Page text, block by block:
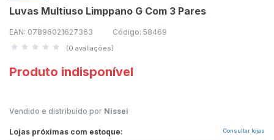
Luvas Multiuso Limppano G Com 3 Pares
EAN: 07896021627363 Código: 58469
(0 avaliações)
Produto indisponível
Vendido e distribuído por Nissei
Lojas próximas com estoque: Consultar lojas